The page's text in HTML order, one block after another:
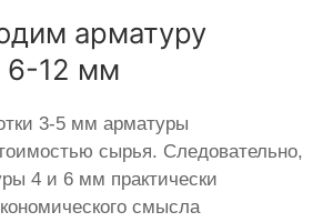
арматуру
6-12 мм
3-5 мм арматуры
сырья. Следовательно,
4 и 6 мм практически
смысла